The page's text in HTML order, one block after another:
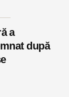
a
după